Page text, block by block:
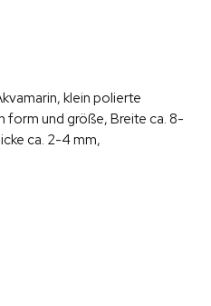
klein polierte
form und größe, Breite ca. 8-
ca. 2-4 mm,